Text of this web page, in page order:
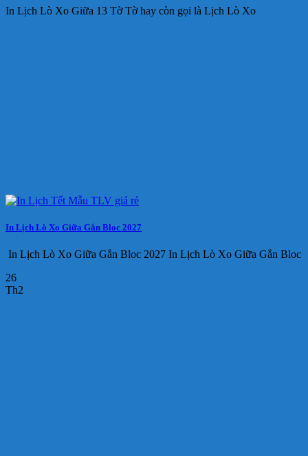
In Lịch Lò Xo Giữa 13 Tờ Tờ hay còn gọi là Lịch Lò Xo
In Lịch Lò Xo Giữa Gắn Bloc 2027
In Lịch Lò Xo Giữa Gắn Bloc 2027 In Lịch Lò Xo Giữa Gắn Bloc
26
Th2